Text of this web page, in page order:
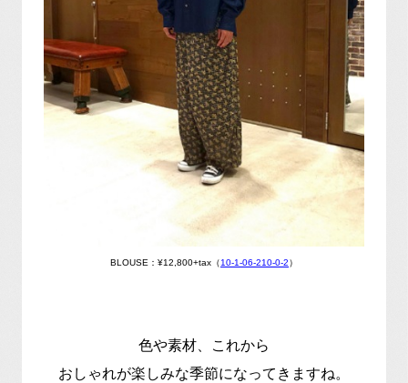
BLOUSE：¥12,800+tax（10-1-06-210-0-2）
色や素材、これから
おしゃれが楽しみな季節になってきますね。